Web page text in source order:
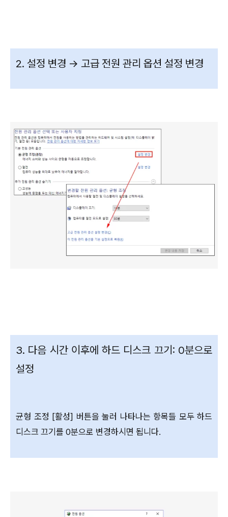
2. 설정 변경 -> 고급 전원 관리 옵션 설정 변경
3. 다음 시간 이후에 하드 디스크 끄기: 0분으로
설정
균형 조정 [활성] 버튼을 눌러 나타나는 항목들 모두 하드
디스크 끄기를 0분으로 변경하시면 됩니다.